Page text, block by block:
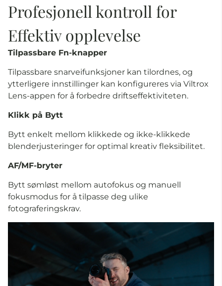
Profesjonell kontroll for
Effektiv opplevelse
Tilpassbare Fn-knapper
Tilpassbare snarveifunksjoner kan tilordnes, og
ytterligere innstillinger kan konfigureres via Viltrox
Lens-appen for å forbedre driftseffektiviteten.
Klikk på Bytt
Bytt enkelt mellom klikkede og ikke-klikkede
blenderjusteringer for optimal kreativ fleksibilitet.
AF/MF-bryter
Bytt sømløst mellom autofokus og manuell
fokusmodus for å tilpasse deg ulike
fotograferingskrav.